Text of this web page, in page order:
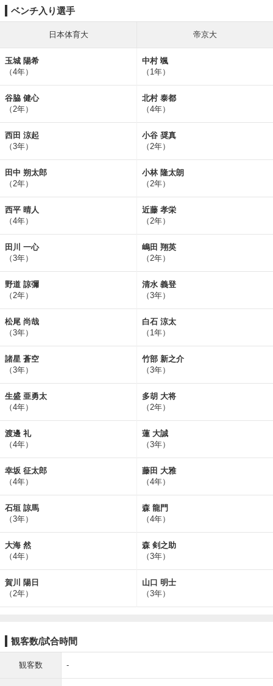
ベンチ入り選手
日本体育大 帝京大
玉城 陽希
（4年）
中村 颯
（1年）
谷脇 健心
（2年）
北村 泰都
（4年）
西田 涼起
（3年）
小谷 奨真
（2年）
田中 朔太郎
（2年）
小林 隆太朗
（2年）
西平 晴人
（4年）
近藤 孝栄
（2年）
田川 一心
（3年）
嶋田 翔英
（2年）
野道 諒彌
（2年）
清水 義登
（3年）
松尾 尚哉
（3年）
白石 涼太
（1年）
諸星 蒼空
（3年）
竹部 新之介
（3年）
生盛 亜勇太
（4年）
多胡 大将
（2年）
渡邊 礼
（4年）
蓮 大誠
（3年）
幸坂 征太郎
（4年）
藤田 大雅
（4年）
石垣 諒馬
（3年）
森 龍門
（4年）
大海 然
（4年）
森 剣之助
（3年）
賀川 陽日
（2年）
山口 明士
（3年）
観客数/試合時間
観客数 -